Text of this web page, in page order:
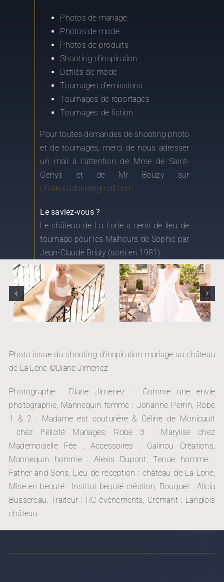
Photos de mode
Photos de produits
Shooting d’inspiration
Défilés de mode
Tournages d’émissions
Tournages de reportages
Tournages de fiction
et de tournages, merci de nous adresser
un mail à l’attention de Mme de Saint-
Genys et de Mr Bouzy sur
chateaulalorie@gmail.com
Le château de La Lorie a servi de lieu de
tournage pour les Malheurs de Sophie par
Jean-Claude Brialy (sorti en 1981).
de La Lorie ©Diane Jimenez
photographie, Mannequin femme : Johanne Perrin, Robe
1 & 2 : Madame est couturière & Céline de Monicault
chez Félicité Mariages, Robe 3 : Marylise chez
Mademoiselle Fée , Accessoires : Galinou Créations,
Mannequin homme : Alexis Dupont, Tenue homme :
Father and Sons, Lieu de réception : château de La Lorie,
Mise en beauté : Institut beauté création, Bouquet : Alicia
Bussereau, Traiteur : RC événements, Crémant : Langlois
château.